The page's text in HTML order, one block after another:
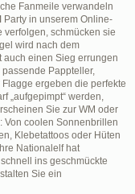
Fanmeile verwandeln
Party in unserem Online-
schmücken sie
wird nach dem
auch einen Sieg errungen
Pappteller,
ergeben die perfekte
„aufgepimpt“ werden,
Sie zur WM oder
: Von coolen Sonnenbrillen
Klebetattoos oder Hüten
Nationalelf hat
ins geschmückte
Sie ein